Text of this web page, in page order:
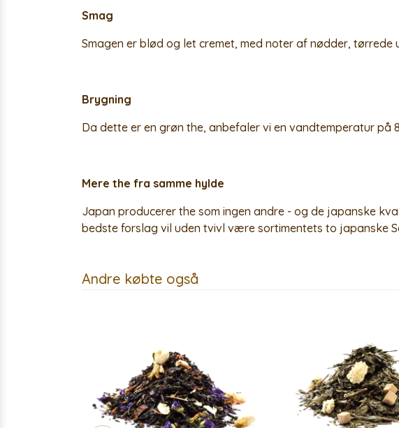
Smag
Smagen er blød og let cremet, med noter af nødder,
Brygning
Da dette er en grøn the, anbefaler vi en vandtemperatur på
Mere the fra samme hylde
Japan producerer the som ingen andre - og de japanske
bedste forslag vil uden tvivl være sortimentets to japanske
Andre købte også